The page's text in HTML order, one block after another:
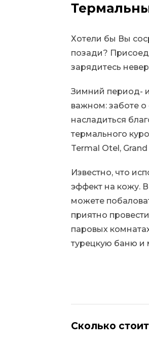
Хотели бы Вы
позади?
зарядитесь
Зимний период-
важном: заботе о
насладиться
термального
Termal Otel,
Известно, что
эффект на кожу.
можете
приятно
паровых
турецкую баню и
Сколько